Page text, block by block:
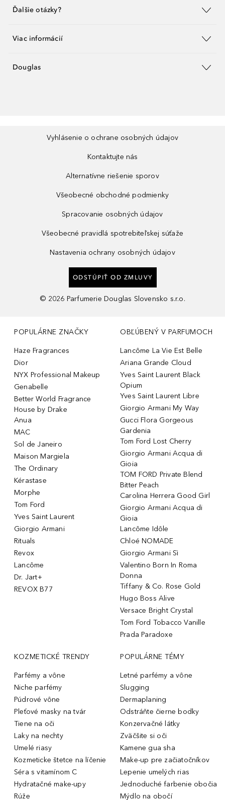
Ďalšie otázky?
Viac informácií
Douglas
Vyhlásenie o ochrane osobných údajov
Kontaktujte nás
Alternatívne riešenie sporov
Všeobecné obchodné podmienky
Spracovanie osobných údajov
Všeobecné pravidlá spotrebiteľskej súťaže
Nastavenia ochrany osobných údajov
ODSTÚPIŤ OD ZMLUVY
© 2026 Parfumerie Douglas Slovensko s.r.o.
POPULÁRNE ZNAČKY
Haze Fragrances
Dior
NYX Professional Makeup
Genabelle
Better World Fragrance
House by Drake
Anua
MAC
Sol de Janeiro
Maison Margiela
The Ordinary
Kérastase
Morphe
Tom Ford
Yves Saint Laurent
Giorgio Armani
Rituals
Revox
Lancôme
Dr. Jart+
REVOX B77
OBĽÚBENÝ V PARFUMOCH
Lancôme La Vie Est Belle
Ariana Grande Cloud
Yves Saint Laurent Black
Opium
Yves Saint Laurent Libre
Giorgio Armani My Way
Gucci Flora Gorgeous
Gardenia
Tom Ford Lost Cherry
Giorgio Armani Acqua di
Gioia
TOM FORD Private Blend
Bitter Peach
Carolina Herrera Good Girl
Giorgio Armani Acqua di
Gioia
Lancôme Idôle
Chloé NOMADE
Giorgio Armani Sì
Valentino Born In Roma
Donna
Tiffany & Co. Rose Gold
Hugo Boss Alive
Versace Bright Crystal
Tom Ford Tobacco Vanille
Prada Paradoxe
KOZMETICKÉ TRENDY
Parfémy a vône
Niche parfémy
Púdrové vône
Pleťové masky na tvár
Tiene na oči
Laky na nechty
Umelé riasy
Kozmeticke štetce na líčenie
Séra s vitamínom C
Hydratačné make-upy
Rúže
POPULÁRNE TÉMY
Letné parfémy a vône
Slugging
Dermaplaning
Odstráňte čierne bodky
Konzervačné látky
Zväčšite si oči
Kamene gua sha
Make-up pre začiatočníkov
Lepenie umelých rias
Jednoduché farbenie obočia
Mýdlo na obočí